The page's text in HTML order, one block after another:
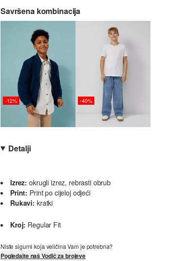
Savršena kombinacija
-12% -40%
Detalji
Izrez: okrugli izrez, rebrasti obrub
Print: Print po cijeloj odjeći
Rukavi: kratki
Kroj: Regular Fit
Niste sigurni koja veličina Vam je potrebna?
Pogledajte naš Vodič za brojeve